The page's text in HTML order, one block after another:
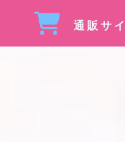
コンセプト 施術メニュー
通販サ